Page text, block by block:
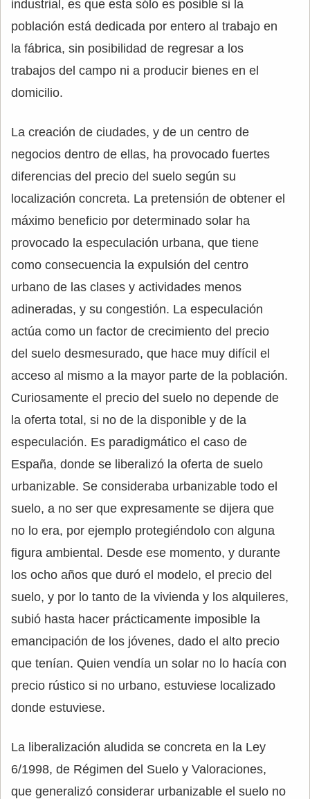
industrial, es que esta sólo es posible si la
población está dedicada por entero al trabajo en
la fábrica, sin posibilidad de regresar a los
trabajos del campo ni a producir bienes en el
domicilio.
La creación de ciudades, y de un centro de
negocios dentro de ellas, ha provocado fuertes
diferencias del precio del suelo según su
localización concreta. La pretensión de obtener el
máximo beneficio por determinado solar ha
provocado la especulación urbana, que tiene
como consecuencia la expulsión del centro
urbano de las clases y actividades menos
adineradas, y su congestión. La especulación
actúa como un factor de crecimiento del precio
del suelo desmesurado, que hace muy difícil el
acceso al mismo a la mayor parte de la población.
Curiosamente el precio del suelo no depende de
la oferta total, si no de la disponible y de la
especulación. Es paradigmático el caso de
España, donde se liberalizó la oferta de suelo
urbanizable. Se consideraba urbanizable todo el
suelo, a no ser que expresamente se dijera que
no lo era, por ejemplo protegiéndolo con alguna
figura ambiental. Desde ese momento, y durante
los ocho años que duró el modelo, el precio del
suelo, y por lo tanto de la vivienda y los alquileres,
subió hasta hacer prácticamente imposible la
emancipación de los jóvenes, dado el alto precio
que tenían. Quien vendía un solar no lo hacía con
precio rústico si no urbano, estuviese localizado
donde estuviese.
La liberalización aludida se concreta en la Ley
6/1998, de Régimen del Suelo y Valoraciones,
que generalizó considerar urbanizable el suelo no